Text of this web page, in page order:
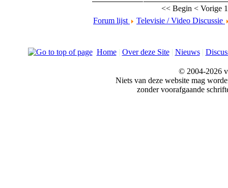
<< Begin < Vorige 1
Forum lijst
Televisie / Video Discussie
Home| Over deze Site| Nieuws|
© 2004-2026
Niets van deze website mag
zonder voorafgaande